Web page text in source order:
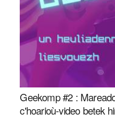
Geekomp #2 :
c'hoarioù-video betek